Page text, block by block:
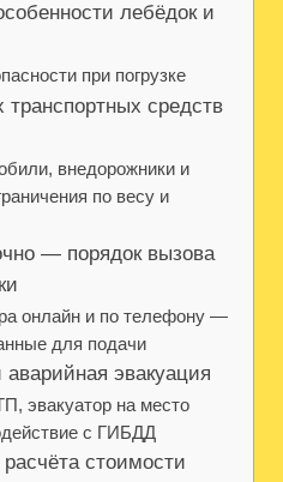
лебёдок и
при погрузке
средств
внедорожники и
по весу и
— порядок вызова
онлайн и по телефону —
для подачи
эвакуация
эвакуатор на место
с ГИБДД
стоимости